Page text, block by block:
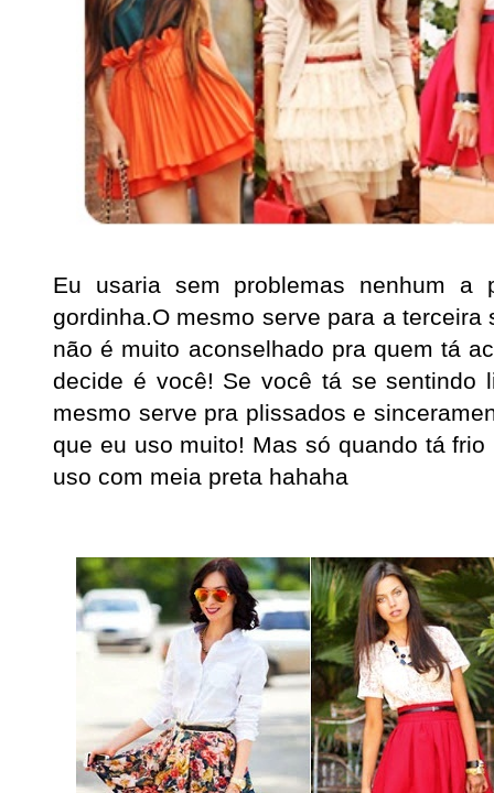
Eu usaria sem problemas nenhum a
gordinha.O mesmo serve para a
não é muito aconselhado pra quem tá
decide é você! Se você tá se sentindo
mesmo serve pra plissados e
que eu uso muito! Mas só quando tá
uso com meia preta hahaha